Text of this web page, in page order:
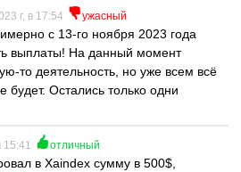
г, в 17:54 ужасный
с 13-го ноября 2023 года
выплаты! На данный момент
то деятельность, но уже всем всё
Остались только одни
15:41 отличный
в Xaindex сумму в 500$,